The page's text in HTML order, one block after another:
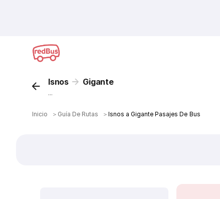
Isnos Gigante
...
Inicio ＞ Guía De Rutas ＞Isnos a Gigante Pasajes De Bus